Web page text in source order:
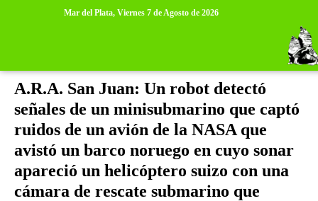
Mar del Plata, Viernes 7 de Agosto de 2026
A.R.A. San Juan: Un robot detectó
señales de un minisubmarino que captó
ruidos de un avión de la NASA que
avistó un barco noruego en cuyo sonar
apareció un helicóptero suizo con una
cámara de rescate submarino que